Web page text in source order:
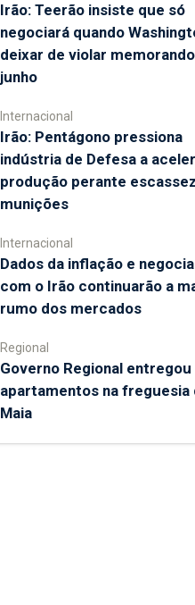
Irão: Teerão insiste que só
negociará quando
deixar de violar
junho
Internacional
Irão: Pentágono pressiona
indústria de Defesa a
produção perante
munições
Internacional
Dados da inflação e
com o Irão continuarão a
rumo dos mercados
Regional
Governo Regional entregou
apartamentos na freguesia
Maia